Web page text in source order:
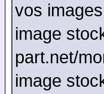
vos
image
part.net/
image